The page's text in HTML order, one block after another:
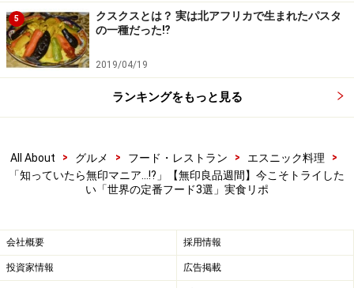
のことで、現地ではソウルフードとして知られている一
品です。
ソース、ハーブミックス、炒り米の3点セットが入っていま
キットには、ライムや魚醤を使ったソース、コリアンダ
ーやスイートバジルが入ったハーブミックス、唐辛子入
炒めたひき肉と和えるだけで、本格的なラープが完成し
ます。筆者は、袋に記載されていた通りに、豚ひき肉
5
クスクスとは？ 実は北アフリカで生まれたパスタ
の一種だった⁉
2019/04/19
ランキングをもっと見る
All About > グルメ > フード・レストラン > エスニック料理
>
「知っていたら無印マニア…!?」【無印良品週間】今こそトライした
い「世界の定番フード3選」実食リポ
会社概要 採用情報
投資家情報 広告掲載